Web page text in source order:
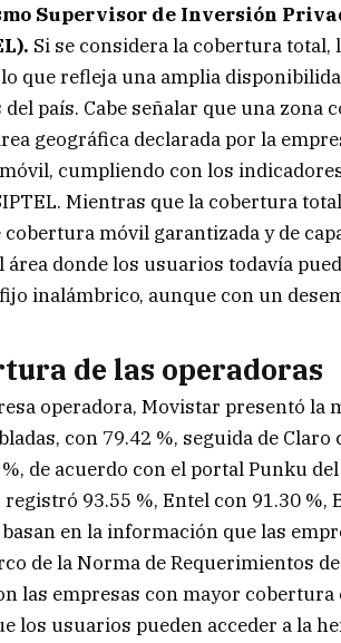
Supervisor de Inversión
Si se considera la cobertura
que refleja una amplia
del país. Cabe señalar que una
geográfica declarada por la
cumpliendo con los
Mientras que la cobertura
cobertura móvil garantizada y de
área donde los usuarios todavía
inalámbrico, aunque con un
de las operadoras
operadora, Movistar presentó la
con 79.42 %, seguida de
de acuerdo con el portal Punku
93.55 %, Entel con 91.30 %,
en la información que las
de la Norma de Requerimientos
las empresas con mayor
los usuarios pueden acceder a la